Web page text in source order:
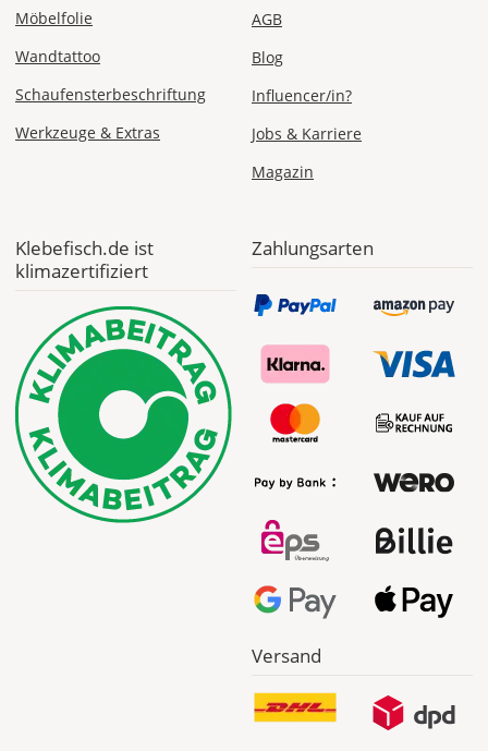
Express
Deutschland
Produktionsaufschlag
ab 9,99 EUR*
Versandkosten 14,99
EUR
*
Abhängig
vom
Bestellwert:
Die
genauen
Produktionskosten
werden
Möbelfolie
Wandtattoo
Schaufensterbeschriftung
Werkzeuge & Extras
AGB
Blog
Influencer/in?
Jobs & Karriere
Magazin
Klebefisch.de ist
klimazertifiziert
Zahlungsarten
Versand